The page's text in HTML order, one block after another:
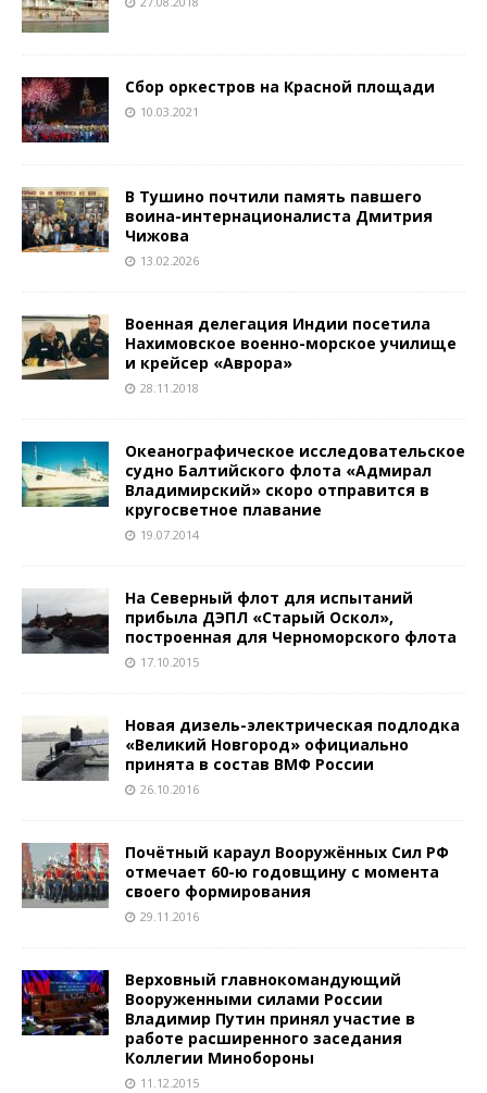
Сбор оркестров на Красной площади
10.03.2021
В Тушино почтили память павшего
воина-интернационалиста Дмитрия
Чижова
13.02.2026
Военная делегация Индии посетила
Нахимовское военно-морское училище
и крейсер «Аврора»
28.11.2018
Океанографическое исследовательское
судно Балтийского флота «Адмирал
Владимирский» скоро отправится в
кругосветное плавание
19.07.2014
На Северный флот для испытаний
прибыла ДЭПЛ «Старый Оскол»,
построенная для Черноморского флота
17.10.2015
Новая дизель-электрическая подлодка
«Великий Новгород» официально
принята в состав ВМФ России
26.10.2016
Почётный караул Вооружённых Сил РФ
отмечает 60-ю годовщину с момента
своего формирования
29.11.2016
Верховный главнокомандующий
Вооруженными силами России
Владимир Путин принял участие в
работе расширенного заседания
Коллегии Минобороны
11.12.2015